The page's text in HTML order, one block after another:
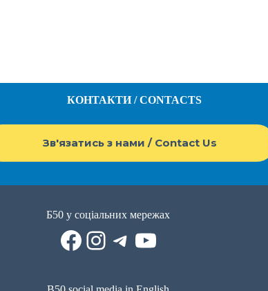
КОНТАКТИ / CONTACTS
Зв'язатись з нами / Contact Us
Б50 у соціальних мережах
Facebook
Instagram
Telegram
YouTube